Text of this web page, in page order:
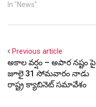
In "News"
Previous article
అకాల వర్షం – అపార నష్టం పై
జూలై 31 సోమవారం నాడు
రాష్ట్ర క్యాబినెట్ సమావేశం